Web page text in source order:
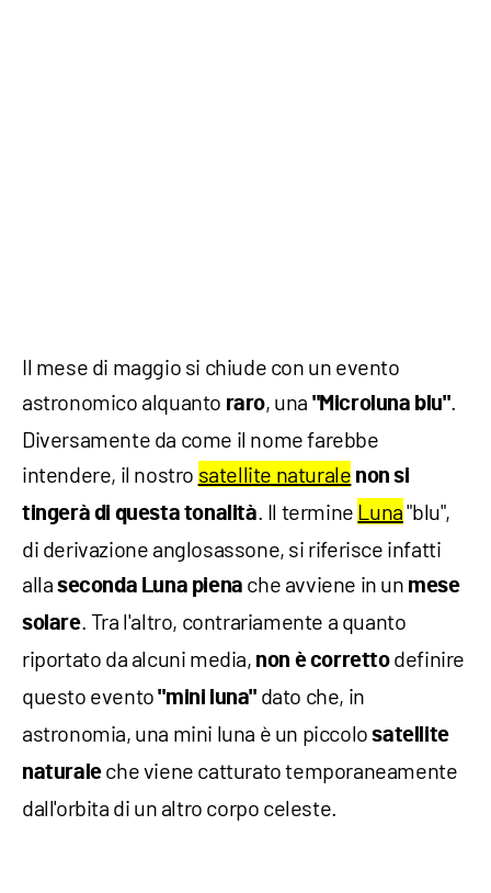
Il mese di maggio si chiude con un evento
astronomico alquanto raro, una "Microluna blu".
Diversamente da come il nome farebbe
intendere, il nostro satellite naturale non si
tingerà di questa tonalità. Il termine Luna"blu",
di derivazione anglosassone, si riferisce infatti
alla seconda Luna piena che avviene in un mese
solare. Tra l'altro, contrariamente a quanto
riportato da alcuni media, non è correttodefinire
questo evento "mini luna" dato che, in
astronomia, una mini luna è un piccolosatellite
naturaleche viene catturato temporaneamente
dall'orbita di un altro corpo celeste.